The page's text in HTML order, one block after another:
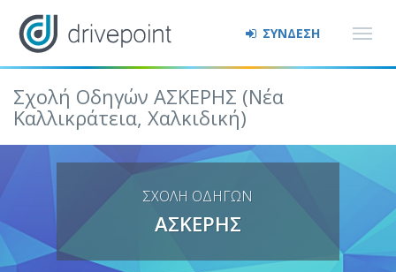
ΣΥΝΔΕΣΗ
Σχολή Οδηγών ΑΣΚΕΡΗΣ (Νέα
Καλλικράτεια, Χαλκιδική)
ΣΧΟΛΗ ΟΔΗΓΩΝ
ΑΣΚΕΡΗΣ